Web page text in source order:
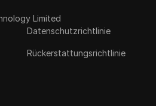
Limited
Datenschutzrichtlinie
Rückerstattungsrichtlinie